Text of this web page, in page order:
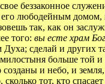
беззаконное
его любодейным
так, как он
того: вы есте храм
сделай и
больше той
и небо, и
тот, кто